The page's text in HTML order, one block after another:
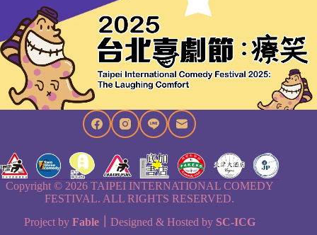
Copyright © 2026 TAIPEI INTERNATIONAL COMEDY
FESTIVAL. ALL RIGHTS RESERVED.
Project by Fable｜ Designed & Hosted by SC-ICG